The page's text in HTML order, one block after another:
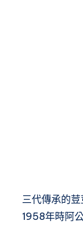
三代傳承的
1958年時阿